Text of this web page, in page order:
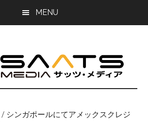
MENU
/ シンガポールにてアメックスクレジ